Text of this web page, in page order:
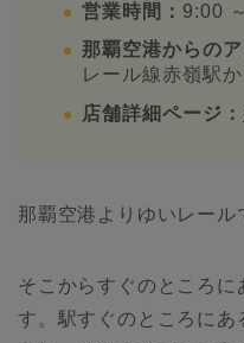
営業時間： 9:00
那覇空港からの
レール線赤嶺駅
店舗詳細ページ：
那覇空港よりゆいレール
そこからすぐのところ
す。駅すぐのところにあ